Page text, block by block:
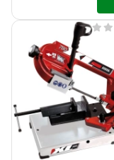
 